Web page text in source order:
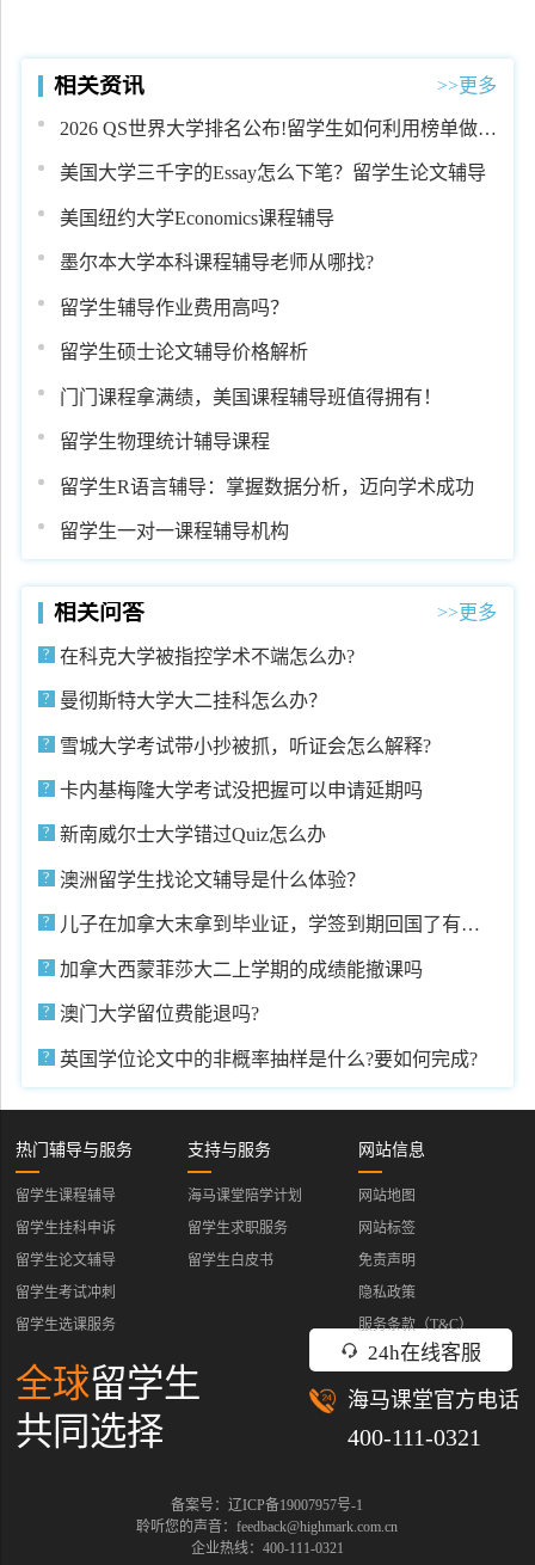
相关资讯 >>更多
2026 QS世界大学排名公布!留学生如何利用榜单做好
美国大学三千字的Essay怎么下笔？留学生论文辅导
美国纽约大学Economics课程辅导
墨尔本大学本科课程辅导老师从哪找?
留学生辅导作业费用高吗？
留学生硕士论文辅导价格解析
门门课程拿满绩，美国课程辅导班值得拥有！
留学生物理统计辅导课程
留学生R语言辅导：掌握数据分析，迈向学术成功
留学生一对一课程辅导机构
相关问答 >>更多
在科克大学被指控学术不端怎么办?
曼彻斯特大学大二挂科怎么办？
雪城大学考试带小抄被抓，听证会怎么解释?
卡内基梅隆大学考试没把握可以申请延期吗
新南威尔士大学错过Quiz怎么办
澳洲留学生找论文辅导是什么体验？
儿子在加拿大末拿到毕业证，学签到期回国了有办
加拿大西蒙菲莎大二上学期的成绩能撤课吗
澳门大学留位费能退吗?
英国学位论文中的非概率抽样是什么?要如何完成?
24h在线客服
海马课堂官方电话
400-111-0321
热门辅导与服务
留学生课程辅导
留学生挂科申诉
留学生论文辅导
留学生考试冲刺
留学生选课服务
支持与服务
海马课堂陪学计划
留学生求职服务
留学生白皮书
网站信息
网站地图
网站标签
免责声明
隐私政策
服务条款（T&C）
全球留学生
共同选择
备案号：辽ICP备19007957号-1
聆听您的声音：feedback@highmark.com.cn
企业热线：400-111-0321